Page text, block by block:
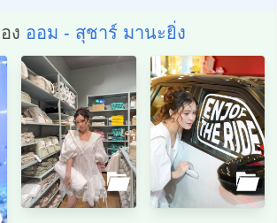
ง ออม - สุชาร์ มานะยิ่ง